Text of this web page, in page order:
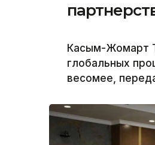
Касым-Жомарт
глобальных
весомее,